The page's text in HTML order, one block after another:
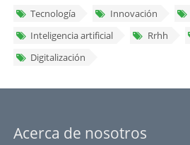
Tecnología Innovación
Inteligencia artificial
Rrhh
Digitalización
Acerca de nosotros